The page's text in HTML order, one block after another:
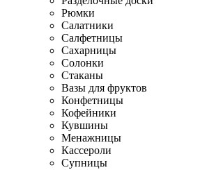
Рюмки
Салатники
Салфетницы
Сахарницы
Солонки
Стаканы
Вазы для фруктов
Конфетницы
Кофейники
Кувшины
Менажницы
Кассероли
Супницы